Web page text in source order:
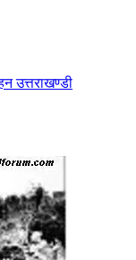
उत्तराखण्डी